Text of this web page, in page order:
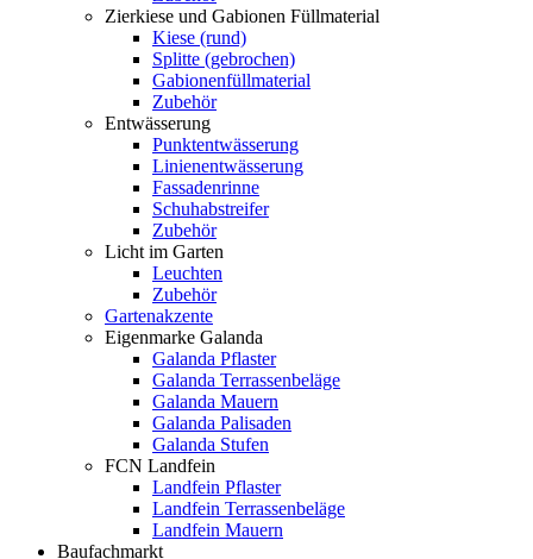
Zierkiese und Gabionen Füllmaterial
Kiese (rund)
Splitte (gebrochen)
Gabionenfüllmaterial
Zubehör
Entwässerung
Punktentwässerung
Linienentwässerung
Fassadenrinne
Schuhabstreifer
Zubehör
Licht im Garten
Leuchten
Zubehör
Gartenakzente
Eigenmarke Galanda
Galanda Pflaster
Galanda Terrassenbeläge
Galanda Mauern
Galanda Palisaden
Galanda Stufen
FCN Landfein
Landfein Pflaster
Landfein Terrassenbeläge
Landfein Mauern
Baufachmarkt